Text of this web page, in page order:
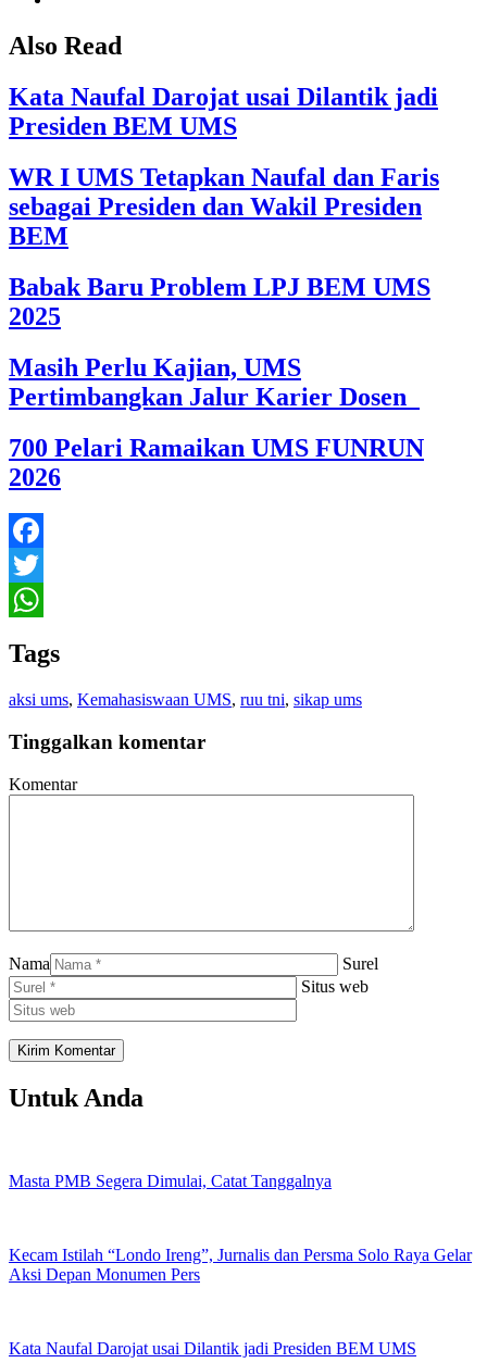
Also Read
Kata Naufal Darojat usai Dilantik jadi
Presiden BEM UMS
WR I UMS Tetapkan Naufal dan Faris
sebagai Presiden dan Wakil Presiden
BEM
Babak Baru Problem LPJ BEM UMS
2025
Masih Perlu Kajian, UMS
Pertimbangkan Jalur Karier Dosen
700 Pelari Ramaikan UMS FUNRUN
2026
Facebook
Twitter
Tags
aksi ums, Kemahasiswaan UMS, ruu tni, sikap ums
Tinggalkan komentar
Komentar
Nama
Surel
Situs web
Untuk Anda
Masta PMB Segera Dimulai, Catat Tanggalnya
Kecam Istilah “Londo Ireng”, Jurnalis dan Persma Solo Raya Gelar
Aksi Depan Monumen Pers
Kata Naufal Darojat usai Dilantik jadi Presiden BEM UMS